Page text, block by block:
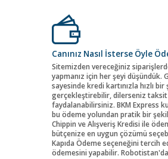
Canınız Nasıl İsterse Öyle
Sitemizden vereceğiniz
yapmanız için her şeyi düşündük.
sayesinde kredi kartınızla hızlı
gerçekleştirebilir, dilerseniz taksit
faydalanabilirsiniz. BKM Express
bu ödeme yolundan pratik bir
Chippin ve Alışveriş Kredisi ile
bütçenize en uygun çözümü
Kapıda Ödeme seçeneğini tercih
ödemesini yapabilir.